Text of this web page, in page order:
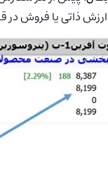
ارزش ذاتی یا فروش